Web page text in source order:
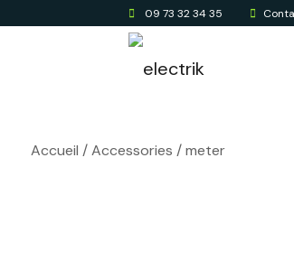
09 73 32 34 35
Accueil /Accessories / meter